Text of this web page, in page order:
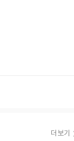
을 불러일으켰다.
더보기